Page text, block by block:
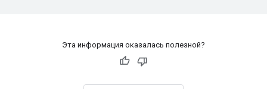
Эта информация оказалась полезной?